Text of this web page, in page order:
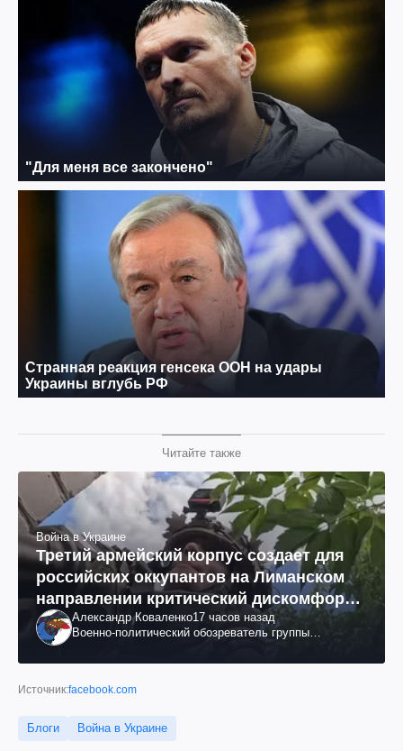
Читайте также
Война в Украине
Третий армейский корпус создает для
российских оккупантов на Лиманском
направлении критический дискомфорт:
как это удалось
Александр Коваленко17 часов назад
Военно-политический обозреватель группы
Источник:facebook.com
Блоги Война в Украине